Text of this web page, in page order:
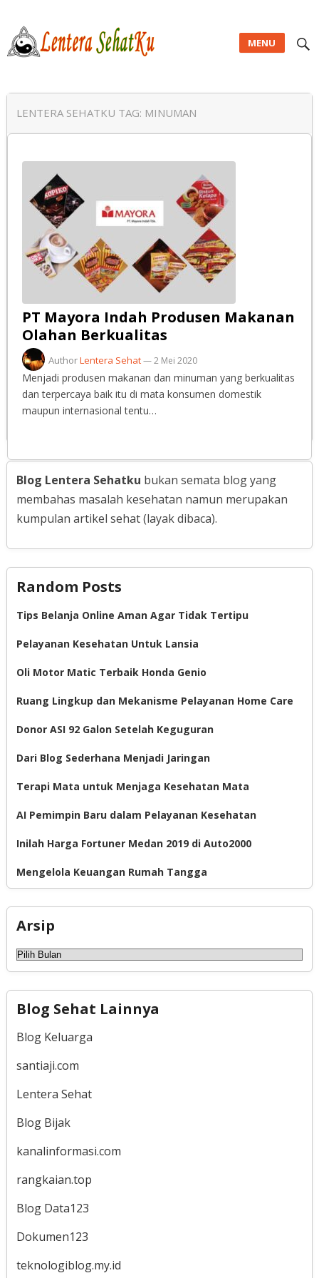
MENU
LENTERA SEHATKU TAG: MINUMAN
PT Mayora Indah Produsen Makanan
Olahan Berkualitas
AuthorLentera Sehat—2 Mei 2020
Menjadi produsen makanan dan minuman yang berkualitas
dan terpercaya baik itu di mata konsumen domestik
maupun internasional tentu…
Blog Lentera Sehatku bukan semata blog yang
membahas masalah kesehatan namun merupakan
kumpulan artikel sehat (layak dibaca).
Random Posts
Tips Belanja Online Aman Agar Tidak Tertipu
Pelayanan Kesehatan Untuk Lansia
Oli Motor Matic Terbaik Honda Genio
Ruang Lingkup dan Mekanisme Pelayanan Home Care
Donor ASI 92 Galon Setelah Keguguran
Dari Blog Sederhana Menjadi Jaringan
Terapi Mata untuk Menjaga Kesehatan Mata
AI Pemimpin Baru dalam Pelayanan Kesehatan
Inilah Harga Fortuner Medan 2019 di Auto2000
Mengelola Keuangan Rumah Tangga
Arsip
Arsip
Blog Sehat Lainnya
Blog Keluarga
santiaji.com
Lentera Sehat
Blog Bijak
kanalinformasi.com
rangkaian.top
Blog Data123
Dokumen123
teknologiblog.my.id